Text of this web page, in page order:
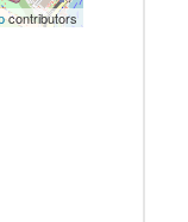
contributors